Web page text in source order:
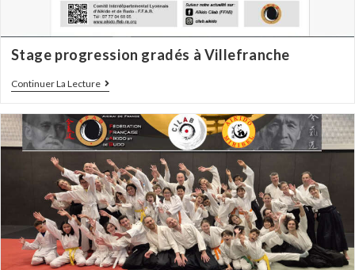
Stage progression gradés à Villefranche
Continuer La Lecture